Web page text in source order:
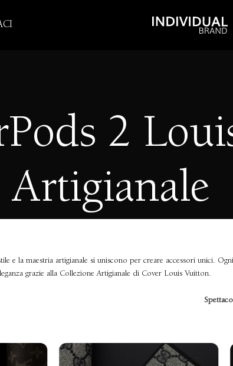
2
Artigianale
la maestria artigianale si uniscono per creare accessori unici.
grazie alla Collezione Artigianale di Cover Louis Vuitton.